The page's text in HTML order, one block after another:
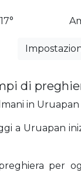
di
in
a Uruapan
per